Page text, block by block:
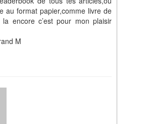
au format papier,comme livre de
encore c’est pour mon plaisir
M